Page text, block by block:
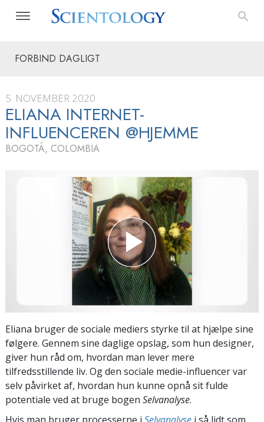
FORBIND DAGLIGT
5. NOVEMBER 2020
ELIANA INTERNET-
INFLUENCEREN @HJEMME
BOGOTÁ, COLOMBIA
Eliana bruger de sociale mediers styrke til at hjælpe sine
følgere. Gennem sine daglige opslag, som hun designer,
giver hun råd om, hvordan man lever mere
tilfredsstillende liv. Og den sociale medie-influencer var
selv påvirket af, hvordan hun kunne opnå sit fulde
potentiale ved at bruge bogen Selvanalyse.